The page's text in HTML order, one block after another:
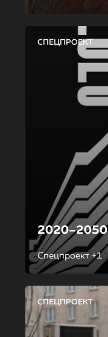
СПЕЦПРОЕКТ
2020–2050
Спецпроект +1
СПЕЦПРОЕКТ